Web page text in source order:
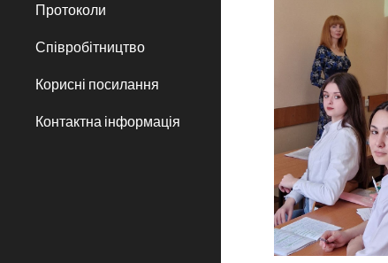
Протоколи
Співробітництво
Корисні посилання
Контактна інформація